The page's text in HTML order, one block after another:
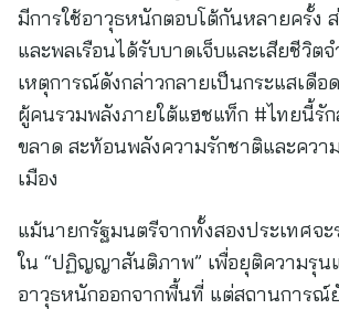
มีการใช้อาวุธหนักตอบโต้กันหลายครั้ง
และพลเรือนได้รับบาดเจ็บและเสียชีวิต
เหตุการณ์ดังกล่าวกลายเป็นกระแสเดือ
ผู้คนรวมพลังภายใต้แฮชแท็ก #ไทยนี้รั
ขลาด สะท้อนพลังความรักชาติและควา
เมือง
แม้นายกรัฐมนตรีจากทั้งสองประเทศจะ
ใน “ปฏิญญาสันติภาพ” เพื่อยุติความรุน
อาวุธหนักออกจากพื้นที่ แต่สถานการณ์